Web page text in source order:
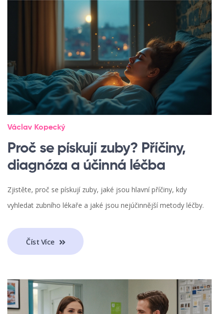
Václav Kopecký
Proč se pískují zuby? Příčiny,
diagnóza a účinná léčba
Zjistěte, proč se pískují zuby, jaké jsou hlavní příčiny, kdy
vyhledat zubního lékaře a jaké jsou nejúčinnější metody léčby.
Číst Více